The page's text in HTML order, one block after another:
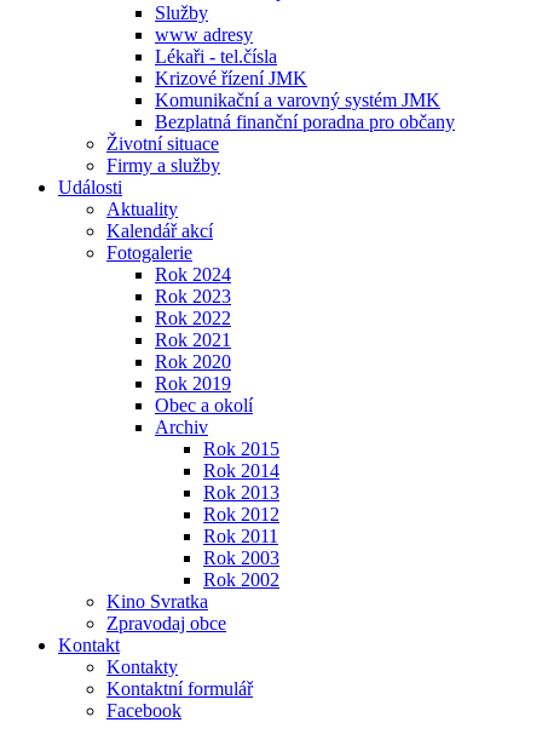
Služby
www adresy
Lékaři - tel.čísla
Krizové řízení JMK
Komunikační a varovný systém JMK
Bezplatná finanční poradna pro občany
Životní situace
Firmy a služby
Události
Aktuality
Kalendář akcí
Fotogalerie
Rok 2024
Rok 2023
Rok 2022
Rok 2021
Rok 2020
Rok 2019
Obec a okolí
Archiv
Rok 2015
Rok 2014
Rok 2013
Rok 2012
Rok 2011
Rok 2003
Rok 2002
Kino Svratka
Zpravodaj obce
Kontakt
Kontakty
Kontaktní formulář
Facebook